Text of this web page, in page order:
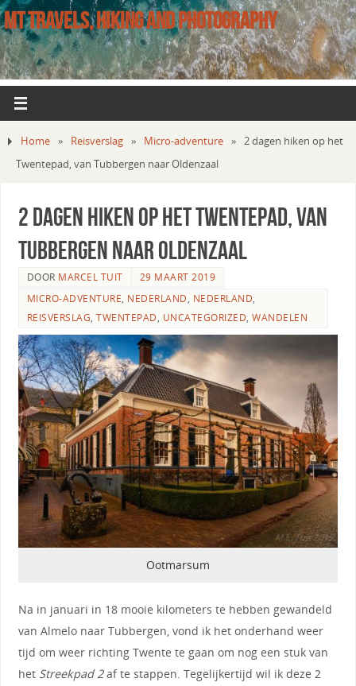
MT TRAVELS, HIKING AND PHOTOGRAPHY
Home » Reisverslag » Micro-adventure » 2 dagen hiken op het
Twentepad, van Tubbergen naar Oldenzaal
2 dagen hiken op het Twentepad, van
Tubbergen naar Oldenzaal
DOOR MARCEL TUIT
29 MAART 2019
MICRO-ADVENTURE, NEDERLAND, NEDERLAND,
REISVERSLAG,TWENTEPAD, UNCATEGORIZED,WANDELEN
Ootmarsum
Na in januari in 18 mooie kilometers te hebben gewandeld
van Almelo naar Tubbergen, vond ik het onderhand weer
tijd om weer richting Twente te gaan om nog een stuk van
het Streekpad 2af te stappen. Tegelijkertijd wil ik deze 2